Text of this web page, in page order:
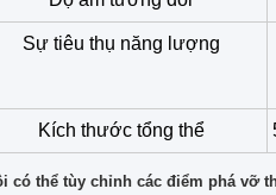
Sự tiêu thụ năng lượng
Kích thước tổng thể
có thể tùy chỉnh các điểm phá vỡ